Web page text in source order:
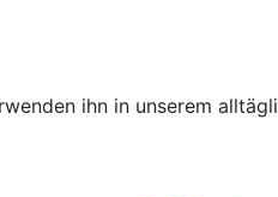
ihn in unserem